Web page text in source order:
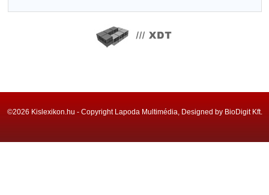
©2026 Kislexikon.hu - Copyright Lapoda Multimédia, Designed by BioDigit Kft.